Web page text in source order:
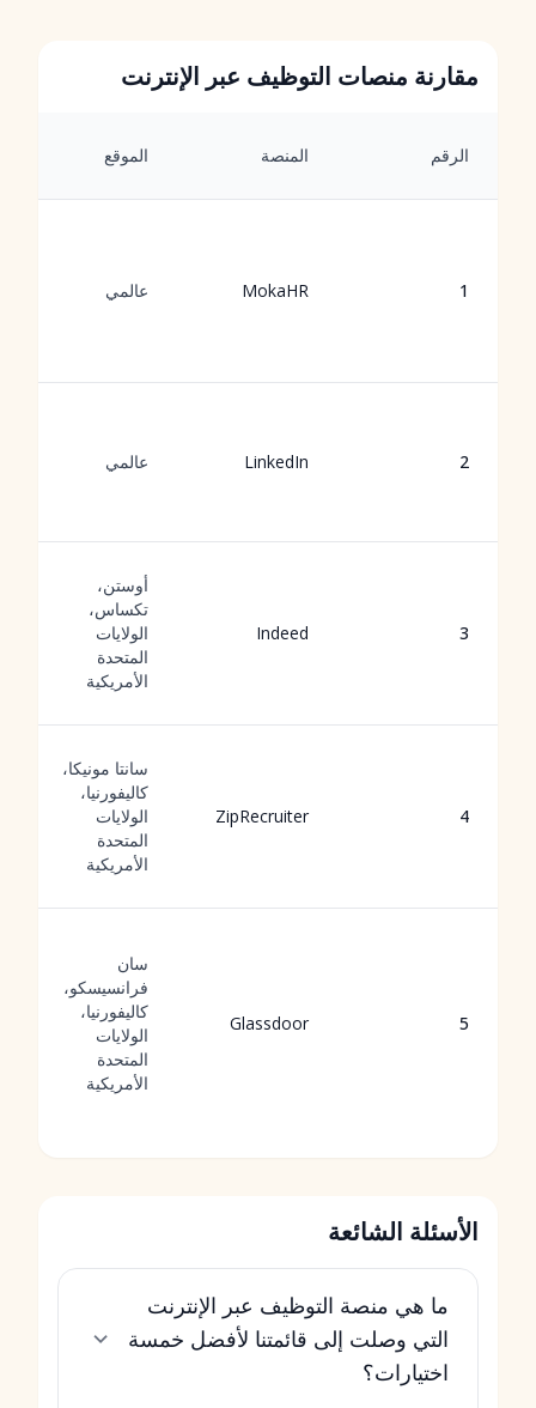
مقارنة منصات التوظيف عبر الإنترنت
الرقم المنصة الموقع
1
MokaHR عالمي
2
LinkedIn عالمي
3
Indeed
أوستن،
تكساس،
الولايات
المتحدة
الأمريكية
4
ZipRecruiter
سانتا مونيكا،
كاليفورنيا،
الولايات
المتحدة
الأمريكية
5
Glassdoor
سان
فرانسيسكو،
كاليفورنيا،
الولايات
المتحدة
الأمريكية
الأسئلة الشائعة
ما هي منصة التوظيف عبر الإنترنت
التي وصلت إلى قائمتنا لأفضل خمسة
اختيارات؟